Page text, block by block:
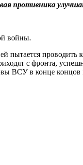
противника
войны.
пытается проводить
с фронта,
ВСУ в конце